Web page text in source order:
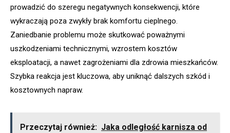
prowadzić do szeregu negatywnych konsekwencji, które
wykraczają poza zwykły brak komfortu cieplnego.
Zaniedbanie problemu może skutkować poważnymi
uszkodzeniami technicznymi, wzrostem kosztów
eksploatacji, a nawet zagrożeniami dla zdrowia mieszkańców.
Szybka reakcja jest kluczowa, aby uniknąć dalszych szkód i
kosztownych napraw.
Przeczytaj również: Jaka odległość karnisza od